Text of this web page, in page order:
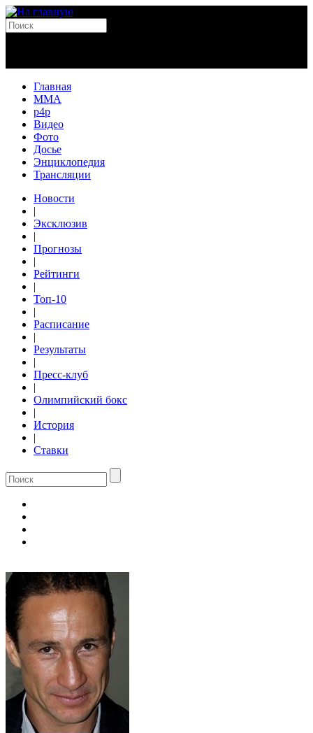
Главная
MMA
p4p
Видео
Фото
Досье
Энциклопедия
Трансляции
Новости
|
Эксклюзив
|
Прогнозы
|
Рейтинги
|
Топ-10
|
Расписание
|
Результаты
|
Пресс-клуб
|
Олимпийский бокс
|
История
|
Ставки